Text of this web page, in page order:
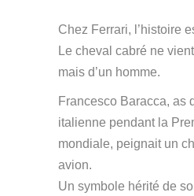
Chez Ferrari, l’histoire
Le cheval cabré ne
mais d’un homme.
Francesco Baracca, as
italienne pendant la
mondiale, peignait un
avion.
Un symbole hérité de